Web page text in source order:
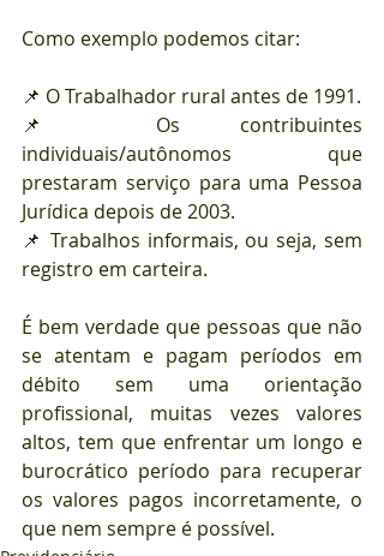
Como exemplo podemos citar:
📌 O Trabalhador rural antes de 1991.
📌 Os contribuintes
individuais/autônomos que
prestaram serviço para uma Pessoa
Jurídica depois de 2003.
📌 Trabalhos informais, ou seja, sem
registro em carteira.
É bem verdade que pessoas que não
se atentam e pagam períodos em
débito sem uma orientação
profissional, muitas vezes valores
altos, tem que enfrentar um longo e
burocrático período para recuperar
os valores pagos incorretamente, o
que nem sempre é possível.